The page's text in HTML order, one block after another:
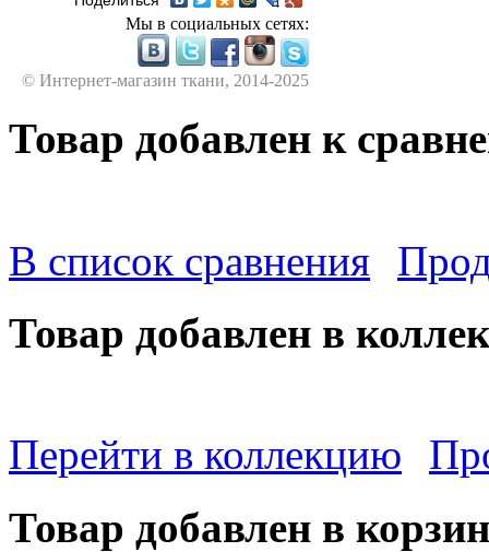
Мы в социальных сетях:
© Интернет-магазин ткани, 2014-2025
Товар добавлен к
В список сравнения
Товар добавлен в
Перейти в коллекцию
Товар добавлен в